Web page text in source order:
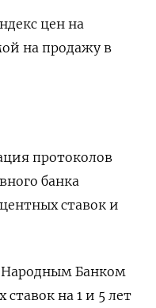
цен на
на продажу в
протоколов
банка
ставок и
Народным Банком
на 1 и 5 лет